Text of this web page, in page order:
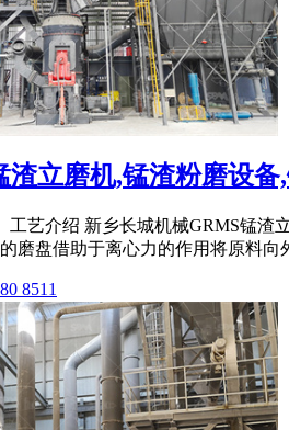
渣立磨机,锰渣粉磨设
工艺介绍 新乡长城机械GRMS锰
磨盘借助于离心力的作用将原料
8511